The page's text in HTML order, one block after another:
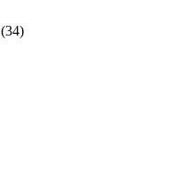
(34)